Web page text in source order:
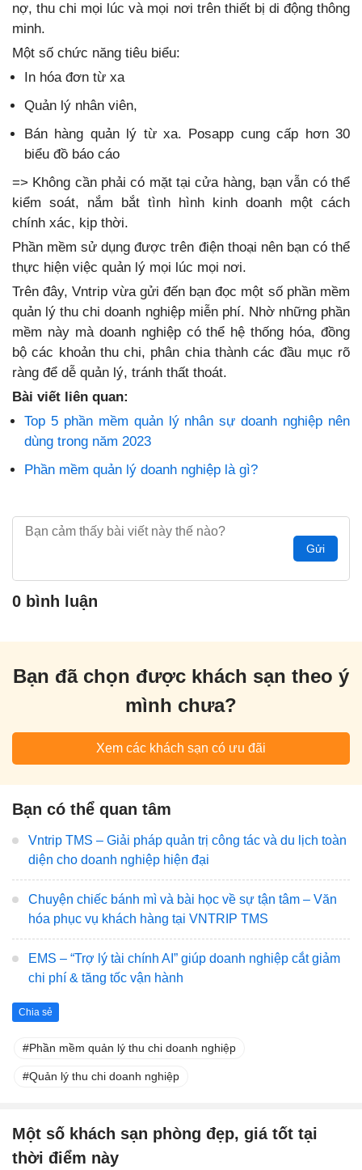
nợ, thu chi mọi lúc và mọi nơi trên thiết bị di động thông
minh.
Một số chức năng tiêu biểu:
In hóa đơn từ xa
Quản lý nhân viên,
Bán hàng quản lý từ xa. Posapp cung cấp hơn 30
biểu đồ báo cáo
=> Không cần phải có mặt tại cửa hàng, bạn vẫn có thể
kiểm soát, nắm bắt tình hình kinh doanh một cách
chính xác, kịp thời.
Phần mềm sử dụng được trên điện thoại nên bạn có thể
thực hiện việc quản lý mọi lúc mọi nơi.
Trên đây, Vntrip vừa gửi đến bạn đọc một số phần mềm
quản lý thu chi doanh nghiệp miễn phí. Nhờ những phần
mềm này mà doanh nghiệp có thể hệ thống hóa, đồng
bộ các khoản thu chi, phân chia thành các đầu mục rõ
ràng để dễ quản lý, tránh thất thoát.
Bài viết liên quan:
Top 5 phần mềm quản lý nhân sự doanh nghiệp nên
dùng trong năm 2023
Phần mềm quản lý doanh nghiệp là gì?
Gửi
0 bình luận
Bạn đã chọn được khách sạn theo ý
mình chưa?
Xem các khách sạn có ưu đãi
Bạn có thể quan tâm
Vntrip TMS – Giải pháp quản trị công tác và du lịch toàn
diện cho doanh nghiệp hiện đại
Chuyện chiếc bánh mì và bài học về sự tận tâm – Văn
hóa phục vụ khách hàng tại VNTRIP TMS
EMS – “Trợ lý tài chính AI” giúp doanh nghiệp cắt giảm
chi phí & tăng tốc vận hành
Chia sẻ
Phần mềm quản lý thu chi doanh nghiệp
Quản lý thu chi doanh nghiệp
Một số khách sạn phòng đẹp, giá tốt tại
thời điểm này